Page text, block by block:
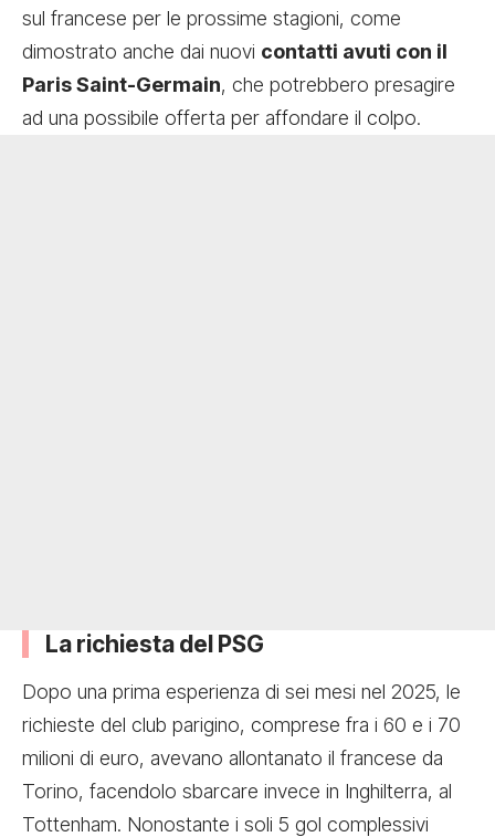
sul francese per le prossime stagioni, come
dimostrato anche dai nuovi contatti avuti con il
Paris Saint-Germain, che potrebbero presagire
ad una possibile offerta per affondare il colpo.
La richiesta del PSG
Dopo una prima esperienza di sei mesi nel 2025, le
richieste del club parigino, comprese fra i 60 e i 70
milioni di euro, avevano allontanato il francese da
Torino, facendolo sbarcare invece in Inghilterra, al
Tottenham. Nonostante i soli 5 gol complessivi